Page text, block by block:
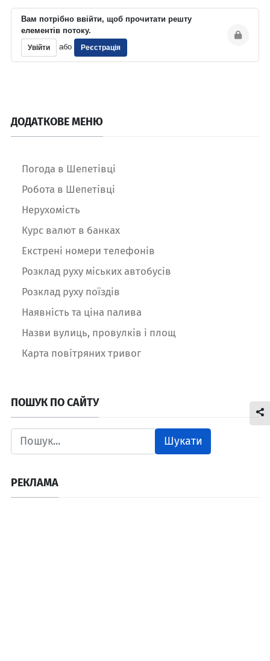
Вам потрібно ввійти, щоб прочитати решту
елементів потоку.
Увійти або Реєстрація
ДОДАТКОВЕ МЕНЮ
Погода в Шепетівці
Робота в Шепетівці
Нерухомість
Курс валют в банках
Екстрені номери телефонів
Розклад руху міських автобусів
Розклад руху поїздів
Наявність та ціна палива
Назви вулиць, провулків і площ
Карта повітряних тривог
ПОШУК ПО САЙТУ
Шукати
РЕКЛАМА